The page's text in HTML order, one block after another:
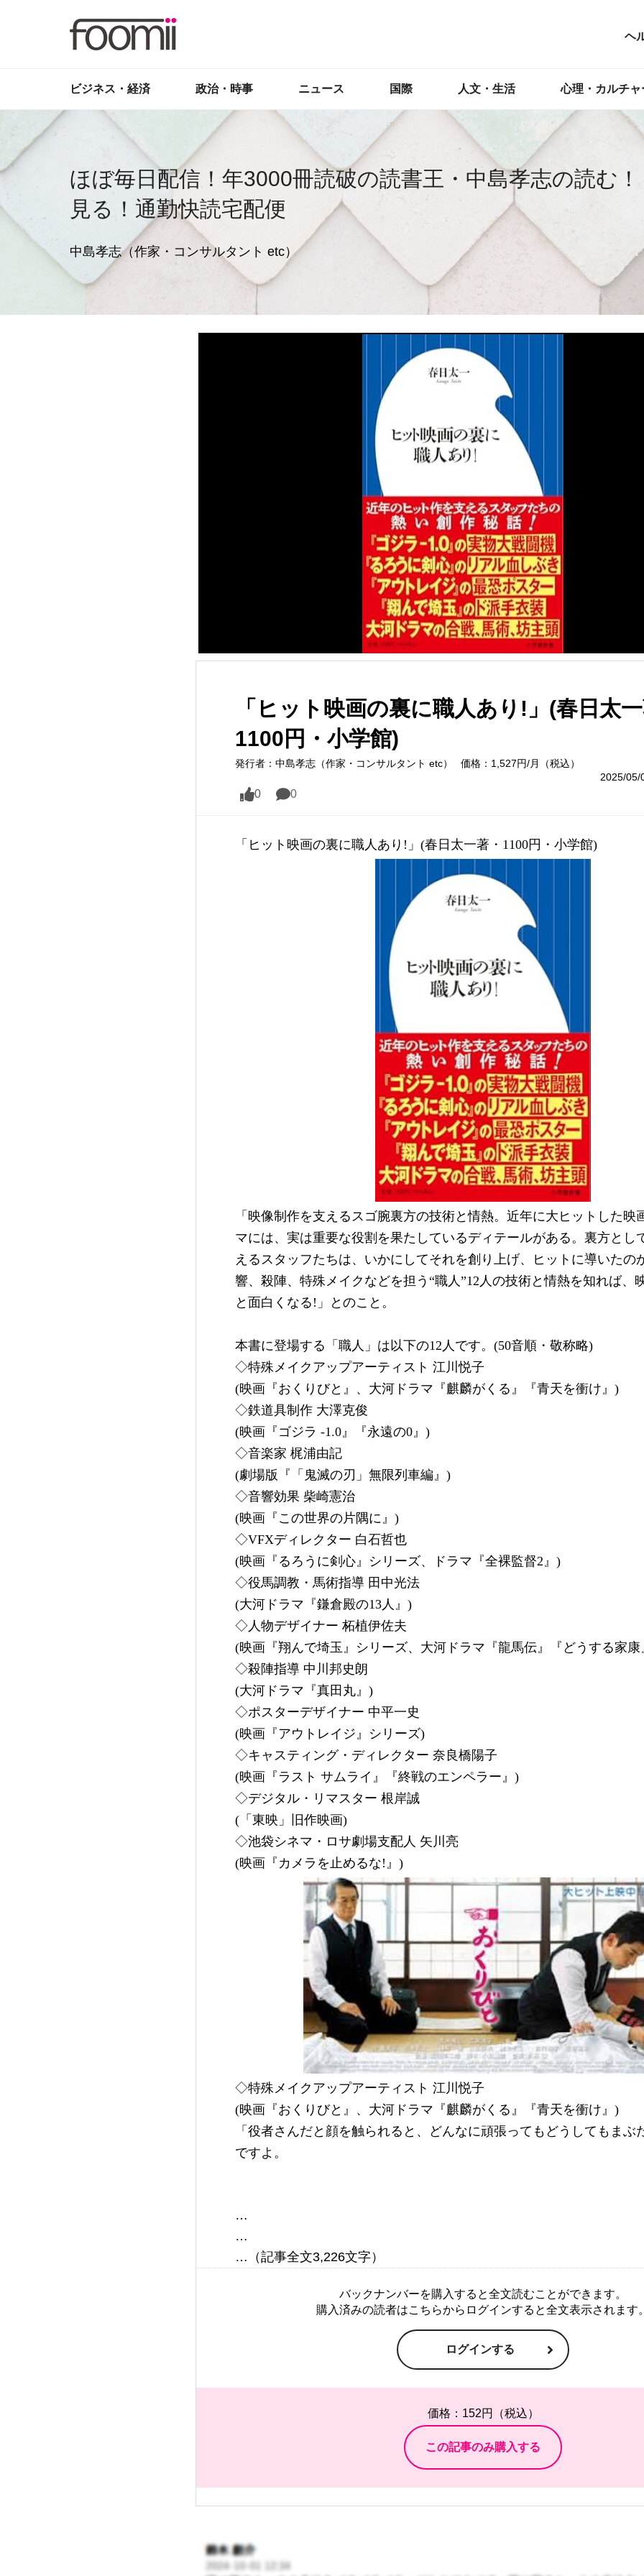
ヘ
ビジネス・経済 政治・時事 ニュース 国際 人文・生活 心理・カルチャ
ほぼ毎日配信！年3000冊読破の読書王・中島孝志の読む！
見る！通勤快読宅配便
中島孝志（作家・コンサルタント etc）
「ヒット映画の裏に職人あり!」(春日太
1100円・小学館)
発行者：中島孝志（作家・コンサルタント etc）
価格：1,527円/月（税込）
2025/05/
0 0
「ヒット映画の裏に職人あり!」(春日太一著・1100円・小学館)
「映像制作を支えるスゴ腕裏方の技術と情熱。近年に大ヒットした映
マには、実は重要な役割を果たしているディテールがある。裏方とし
えるスタッフたちは、いかにしてそれを創り上げ、ヒットに導いたの
響、殺陣、特殊メイクなどを担う“職人”12人の技術と情熱を知れば、
と面白くなる!」とのこと。
本書に登場する「職人」は以下の12人です。(50音順・敬称略)
◇特殊メイクアップアーティスト 江川悦子
(映画『おくりびと』、大河ドラマ『麒麟がくる』『青天を衝け』)
◇鉄道具制作 大澤克俊
(映画『ゴジラ -1.0』『永遠の0』)
◇音楽家 梶浦由記
(劇場版『「鬼滅の刃」無限列車編』)
◇音響効果 柴崎憲治
(映画『この世界の片隅に』)
◇VFXディレクター 白石哲也
(映画『るろうに剣心』シリーズ、ドラマ『全裸監督2』)
◇役馬調教・馬術指導 田中光法
(大河ドラマ『鎌倉殿の13人』)
◇人物デザイナー 柘植伊佐夫
(映画『翔んで埼玉』シリーズ、大河ドラマ『龍馬伝』『どうする家康
◇殺陣指導 中川邦史朗
(大河ドラマ『真田丸』)
◇ポスターデザイナー 中平一史
(映画『アウトレイジ』シリーズ)
◇キャスティング・ディレクター 奈良橋陽子
(映画『ラスト サムライ』『終戦のエンペラー』)
◇デジタル・リマスター 根岸誠
(「東映」旧作映画)
◇池袋シネマ・ロサ劇場支配人 矢川亮
(映画『カメラを止めるな!』)
◇特殊メイクアップアーティスト 江川悦子
(映画『おくりびと』、大河ドラマ『麒麟がくる』『青天を衝け』)
「役者さんだと顔を触られると、どんなに頑張ってもどうしてもまぶ
ですよ。
…
…
バックナンバーを購入すると全文読むことができます。
購入済みの読者はこちらからログインすると全文表示されます
ログインする
価格：152円（税込）